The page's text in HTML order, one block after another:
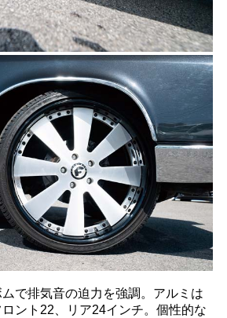
で排気音の迫力を強調。アルミは
ント22、リア24インチ。個性的な